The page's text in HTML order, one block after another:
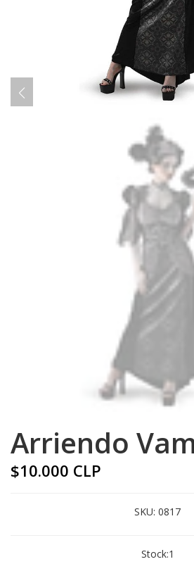
Arriendo
$10.000 CLP
SKU: 0817
Stock:1